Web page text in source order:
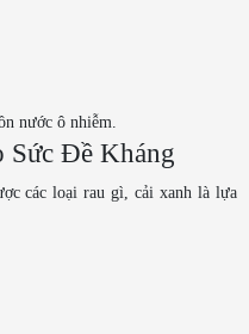
nước ô nhiễm.
Sức Đề Kháng
các loại rau gì, cải xanh là lựa